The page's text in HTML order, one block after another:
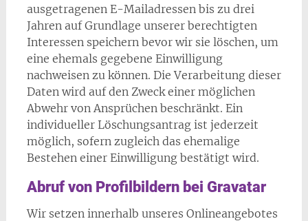
ausgetragenen E-Mailadressen bis zu drei
Jahren auf Grundlage unserer berechtigten
Interessen speichern bevor wir sie löschen, um
eine ehemals gegebene Einwilligung
nachweisen zu können. Die Verarbeitung dieser
Daten wird auf den Zweck einer möglichen
Abwehr von Ansprüchen beschränkt. Ein
individueller Löschungsantrag ist jederzeit
möglich, sofern zugleich das ehemalige
Bestehen einer Einwilligung bestätigt wird.
Abruf von Profilbildern bei Gravatar
Wir setzen innerhalb unseres Onlineangebotes